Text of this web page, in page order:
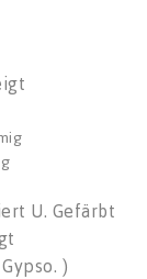
U. Gefärbt
)